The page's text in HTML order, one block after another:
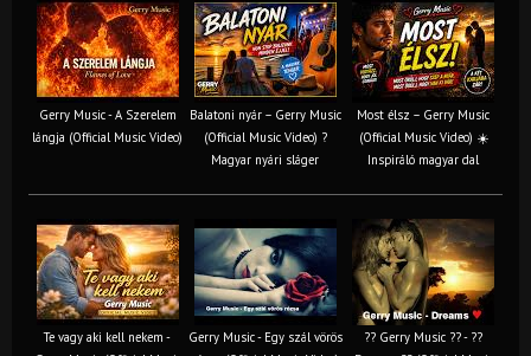
Gerry Music - A Szerelem
lángja (Official Music Video)
Balatoni nyár – Gerry Music
(Official Music Video) ?
Magyar nyári sláger
Most élsz – Gerry Music
(Official Music Video) ☀️
Inspiráló magyar dal
Te vagy aki kell nekem -
Gerry Music - Egy szál vörös
?? Gerry Music ?? - ??